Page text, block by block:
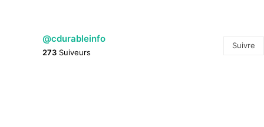
@cdurableinfo
273 Suiveurs
Suivre